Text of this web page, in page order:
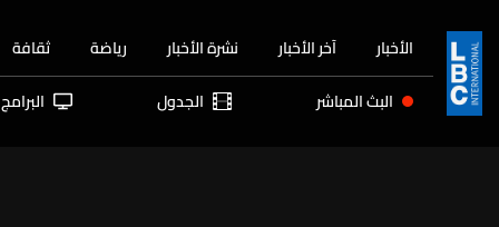
الأخبار آخر الأخبار نشرة الأخبار رياضة ثقافة
البث المباشر الجدول البرامج